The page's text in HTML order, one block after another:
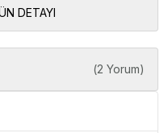
DETAYI
(2 Yorum)